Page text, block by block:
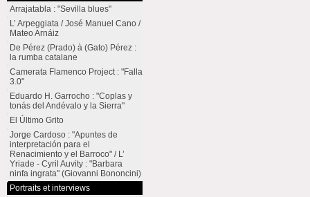
Arrajatabla : "Sevilla blues"
L’ Arpeggiata / José Manuel Cano /
Mateo Arnáiz
De Pérez (Prado) à (Gato) Pérez :
la rumba catalane
Camerata Flamenco Project : "Falla
3.0"
Eduardo H. Garrocho : "Coplas y
tonás del Andévalo y la Sierra"
El Último Grito
Jorge Cardoso : "Apuntes de
interpretación para el
Renacimiento y el Barroco" / L’
Yriade - Cyril Auvity : "Barbara
ninfa ingrata" (Giovanni Bononcini)
Portraits et interviews